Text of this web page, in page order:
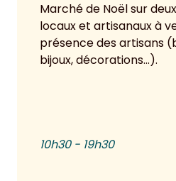
Marché de Noël sur
locaux et artisanaux à
présence des artisans
bijoux, décorations…).
10h30 - 19h30